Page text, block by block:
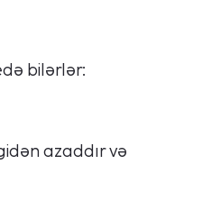
bilərlər:
azaddır və